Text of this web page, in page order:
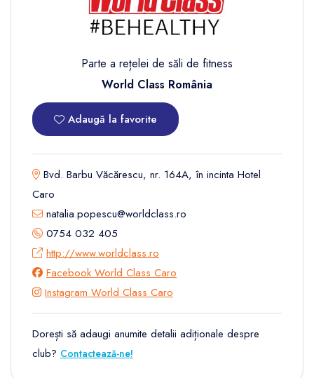
Parte a rețelei de săli de fitness
World Class România
Adaugă la favorite
Bvd. Barbu Văcărescu, nr. 164A, în incinta Hotel
Caro
natalia.popescu@worldclass.ro
0754 032 405
http://www.worldclass.ro
Facebook World Class Caro
Instagram World Class Caro
Dorești să adaugi anumite detalii adiționale despre
club? Contactează-ne!